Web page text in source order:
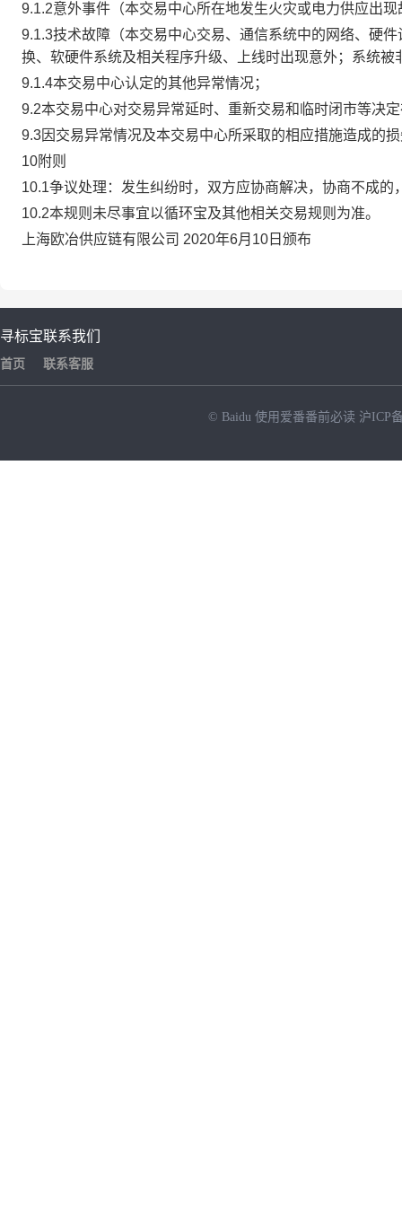
9.1.2意外事件（本交易中心所在地发生火灾或电力供应出
9.1.3技术故障（本交易中心交易、通信系统中的网络、硬
换、软硬件系统及相关程序升级、上线时出现意外；系统
9.1.4本交易中心认定的其他异常情况；
9.2本交易中心对交易异常延时、重新交易和临时闭市等决
9.3因交易异常情况及本交易中心所采取的相应措施造成的
10附则
10.1争议处理：发生纠纷时，双方应协商解决，协商不成
10.2本规则未尽事宜以循环宝及其他相关交易规则为准。
上海欧冶供应链有限公司 2020年6月10日颁布
寻标宝
首页
联系我们
联系客服
© Baidu 使用爱番番前必读 沪ICP